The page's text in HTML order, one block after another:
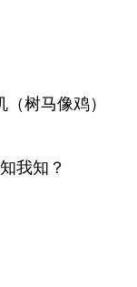
树马像鸡）
我知？